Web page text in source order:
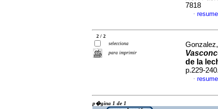
7818
·
2 / 2
selecciona
para imprimir
de la
p.229-
·
p�gina 1 de 1